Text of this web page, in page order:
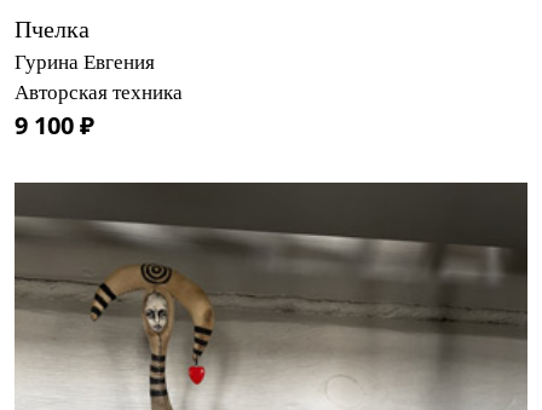
Пчелка
Гурина Евгения
Авторская техника
9 100 ₽